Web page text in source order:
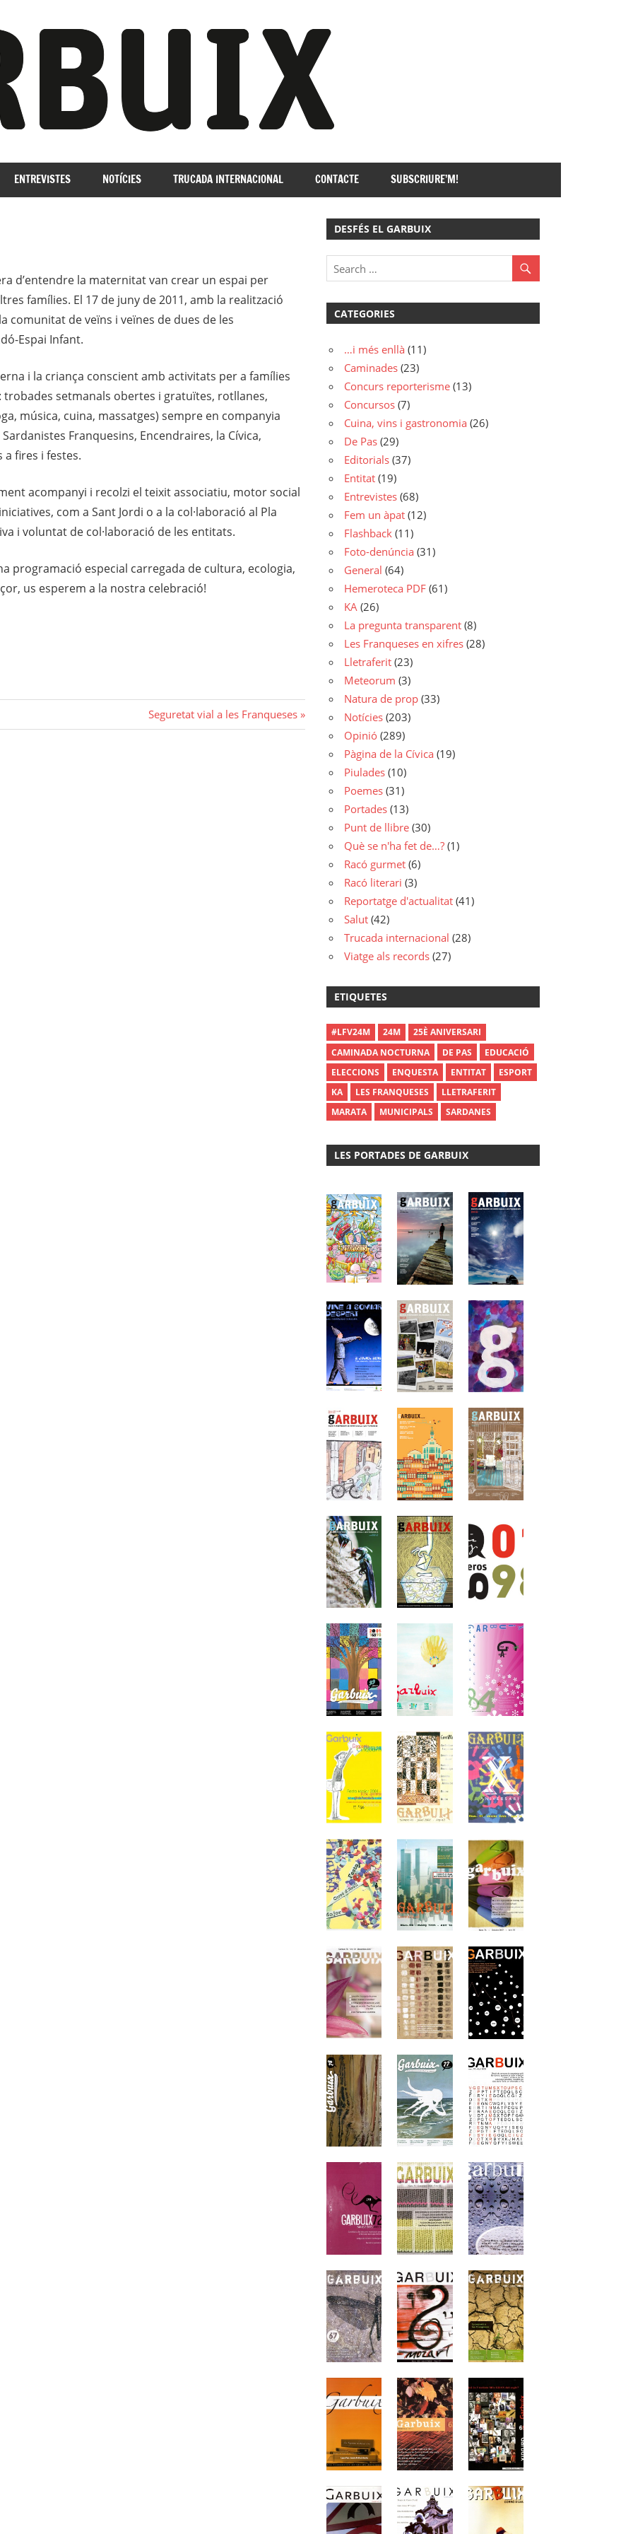
ENTREVISTES NOTÍCIES TRUCADA INTERNACIONAL CONTACTE SUBSCRIURE’M!
d’entendre la maternitat van crear un espai per
famílies. El 17 de juny de 2011, amb la realització
comunitat de veïns i veïnes de dues de les
Espai Infant.
i la criança conscient amb activitats per a famílies
trobades setmanals obertes i gratuïtes, rotllanes,
música, cuina, massatges) sempre en companyia
Franquesins, Encendraires, la Cívica,
a fires i festes.
acompanyi i recolzi el teixit associatiu, motor social
com a Sant Jordi o a la col·laboració al Pla
i voluntat de col·laboració de les entitats.
programació especial carregada de cultura, ecologia,
us esperem a la nostra celebració!
Next
Post:
Seguretat vial a les Franqueses
DESFÉS EL GARBUIX
CATEGORIES
…i més enllà (11)
Caminades (23)
Concurs reporterisme (13)
Concursos (7)
Cuina, vins i gastronomia (26)
De Pas (29)
Editorials (37)
Entitat (19)
Entrevistes (68)
Fem un àpat (12)
Flashback (11)
Foto-denúncia (31)
General (64)
Hemeroteca PDF (61)
KA (26)
La pregunta transparent (8)
Les Franqueses en xifres (28)
Lletraferit (23)
Meteorum (3)
Natura de prop (33)
Notícies (203)
Opinió (289)
Pàgina de la Cívica (19)
Piulades (10)
Poemes (31)
Portades (13)
Punt de llibre (30)
Què se n'ha fet de…? (1)
Racó gurmet (6)
Racó literari (3)
Reportatge d'actualitat (41)
Salut (42)
Trucada internacional (28)
Viatge als records (27)
ETIQUETES
#LFV24M 24M
25È ANIVERSARI
CAMINADA NOCTURNA
DE PAS
EDUCACIÓ
ELECCIONS
ENQUESTA ENTITAT
ESPORT
KA
LES FRANQUESES
LLETRAFERIT
MARATA
MUNICIPALS SARDANES
LES PORTADES DE GARBUIX